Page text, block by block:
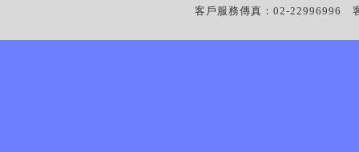
客戶服務傳真：02-22996996